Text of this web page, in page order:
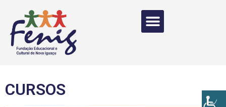
CURSOS